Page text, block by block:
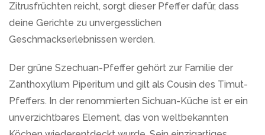
Zitrusfrüchten reicht, sorgt dieser Pfeffer dafür, dass
deine Gerichte zu unvergesslichen
Geschmackserlebnissen werden.
Der grüne Szechuan-Pfeffer gehört zur Familie der
Zanthoxyllum Piperitum und gilt als Cousin des Timut-
Pfeffers. In der renommierten Sichuan-Küche ist er ein
unverzichtbares Element, das von weltbekannten